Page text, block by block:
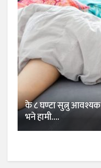
के ८ घण्टा सुत्नु
भने हामी….